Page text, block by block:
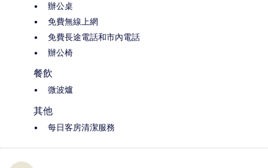
辦公桌
免費無線上網
免費長途電話和市內電話
辦公椅
餐飲
微波爐
其他
每日客房清潔服務